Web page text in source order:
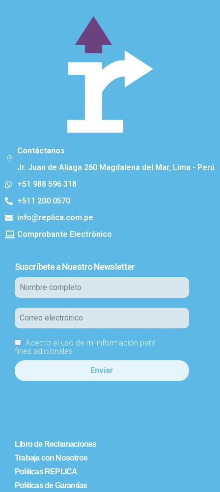
Contáctanos
Jr. Juan de Aliaga 260 Magdalena del Mar, Lima - Perú
+51 988 596 318
+511 200 0570
info@replica.com.pe
Comprobante Electrónico
Suscríbete a Nuestro Newsletter
Acepto el uso de mi información para
fines adicionales.
Libro de Reclamaciones
Trabaja con Nosotros
Políticas REPLICA
Políticas de Garantías